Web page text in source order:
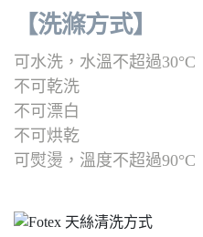
【洗滌方式】
可水洗，水溫不超過30°C
不可乾洗
不可漂白
不可烘乾
可熨燙，溫度不超過90°C